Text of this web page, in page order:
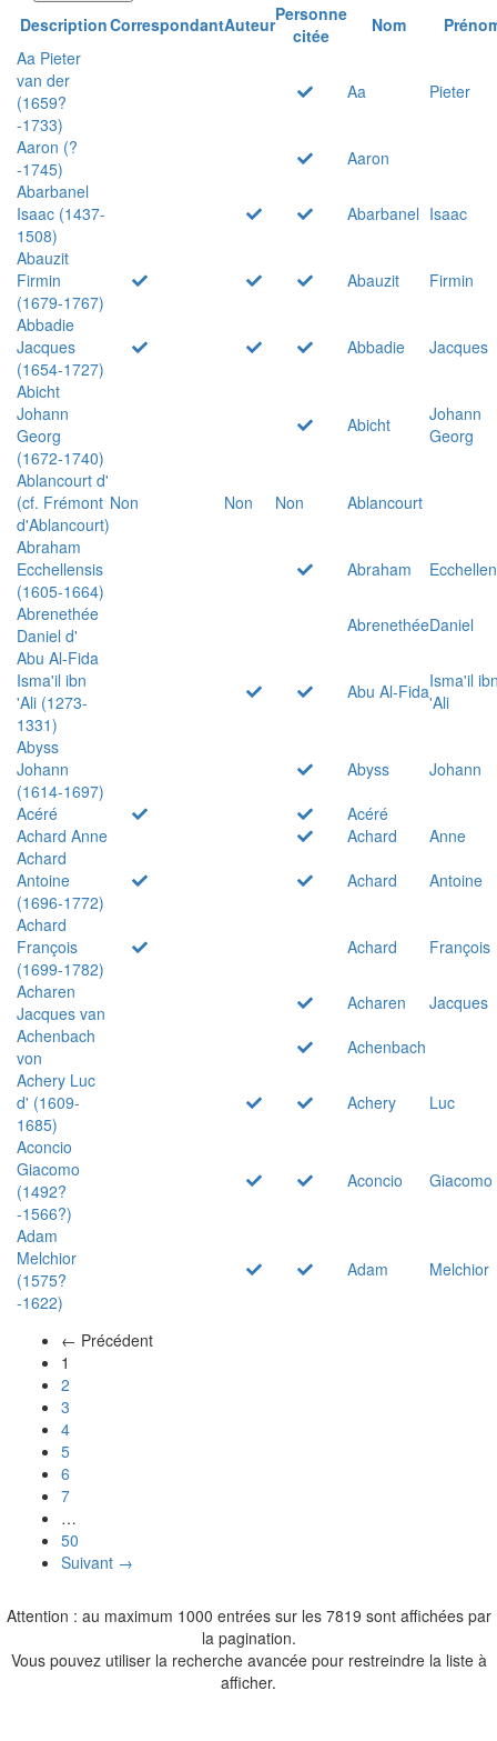
DescriptionCorrespondantAuteurPersonne
citée
Nom
Aa Pieter
van der
(1659?
-1733)
Aa Pieter
Aaron (?
-1745)
Aaron
Abarbanel
Isaac (1437-
1508)
Abarbanel Isaac
Abauzit
Firmin
(1679-1767)
Abauzit
Firmin
Abbadie
Jacques
(1654-1727)
Abbadie
Jacques
Abicht
Johann
Georg
(1672-1740)
Abicht
Johann
Georg
Ablancourt d'
(cf. Frémont
d'Ablancourt)
Non Non Non
Ablancourt
Abraham
Ecchellensis
(1605-1664)
Abraham
Abrenethée
Daniel d'
AbrenethéeDaniel
Abu Al-Fida
Isma'il ibn
'Ali (1273-
1331)
Abu Al-FidaIsma'il
'Ali
Abyss
Johann
(1614-1697)
Abyss
Johann
Acéré
Acéré
Achard Anne
Achard
Anne
Achard
Antoine
(1696-1772)
Achard
Antoine
Achard
François
(1699-1782)
Achard
François
Acharen
Jacques van
Acharen
Jacques
Achenbach
von
Achenbach
Achery Luc
d' (1609-
1685)
Achery
Luc
Aconcio
Giacomo
(1492?
-1566?)
Aconcio Giacomo
Adam
Melchior
(1575?
-1622)
Adam Melchior
← Précédent
1
2
3
4
5
6
7
…
50
Suivant →
Attention : au maximum 1000 entrées sur les 7819 sont affichées par
la pagination.
Vous pouvez utiliser la recherche avancée pour restreindre la liste à
afficher.